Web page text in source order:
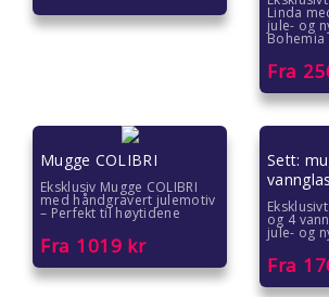
Gaver til ektefelle
Gaver til henne
Gaver til jenter
Gaver til jubileet
Linda
jule- og
Bohemia
Fra
Mugge COLIBRI
Eksklusiv Mugge COLIBRI
med håndgravert julemotiv
– Perfekt til høytidene
Fra 1019 kr
Sett:
og 4
jule- og
Fra